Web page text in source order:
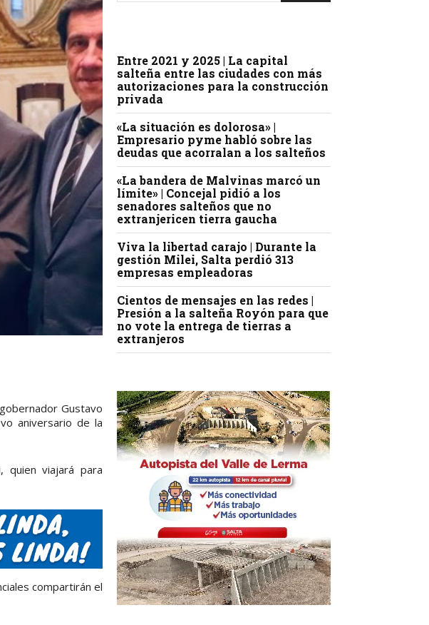
Gustavo
aniversario de la
quien viajará para
compartirán el
Entre 2021 y 2025 | La capital
salteña entre las ciudades con más
autorizaciones para la construcción
privada
«La situación es dolorosa» |
Empresario pyme habló sobre las
deudas que acorralan a los salteños
«La bandera de Malvinas marcó un
límite» | Concejal pidió a los
senadores salteños que no
extranjericen tierra gaucha
Viva la libertad carajo | Durante la
gestión Milei, Salta perdió 313
empresas empleadoras
Cientos de mensajes en las redes |
Presión a la salteña Royón para que
no vote la entrega de tierras a
extranjeros